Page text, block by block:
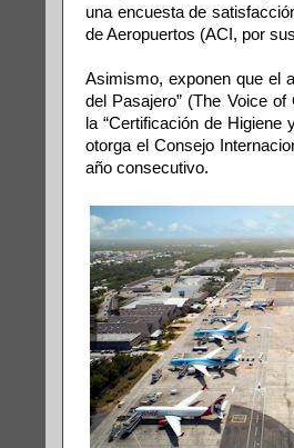
una encuesta de
de Aeropuertos (ACI, por
Asimismo, exponen que el
del Pasajero” (The Voice
la “Certificación de Higiene
otorga el Consejo
año consecutivo.